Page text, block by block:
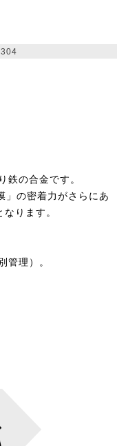
会社情報
鉄の合金です。
」の密着力がさらにあ
ります。
管理）。